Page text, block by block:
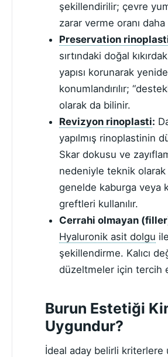
şekillendirilir; çevre
zarar verme oranı
Preservation
sırtındaki doğal
yapısı korunarak
konumlandırılır;
olarak da bilinir.
Revizyon rinoplasti:
yapılmış rinoplastinin
Skar dokusu ve
nedeniyle teknik
genelde kaburga veya
greftleri kullanılır.
Cerrahi olmayan
Hyaluronik asit dolgu
şekillendirme. Kalıcı
düzeltmeler için tercih
Burun Estetiği
Uygundur?
İdeal aday belirli kriterlere